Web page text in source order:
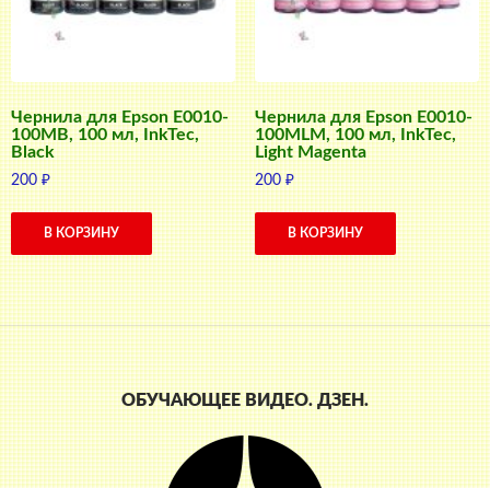
Чернила для Epson E0010-
100MB, 100 мл, InkTec,
Black
200₽
В КОРЗИНУ
Чернила для Epson E0010-
100MLM, 100 мл, InkTec,
Light Magenta
200₽
В КОРЗИНУ
ОБУЧАЮЩЕЕ ВИДЕО. ДЗЕН.